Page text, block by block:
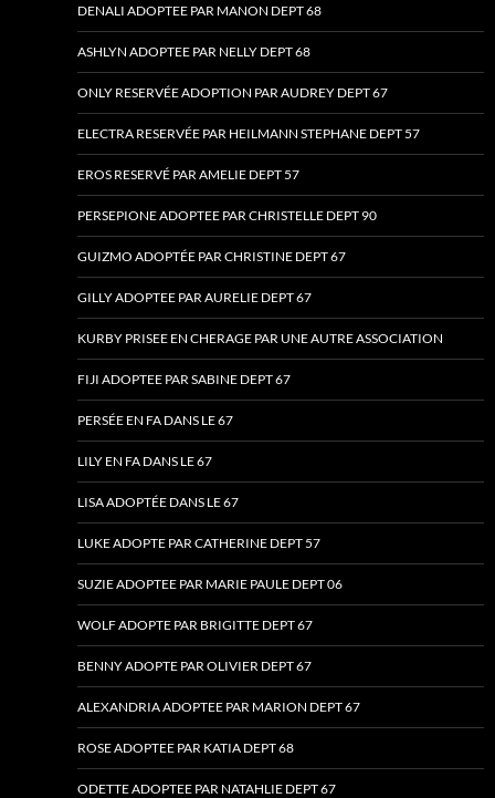
DENALI ADOPTEE PAR MANON DEPT 68
ASHLYN ADOPTEE PAR NELLY DEPT 68
ONLY RESERVÉE ADOPTION PAR AUDREY DEPT 67
ELECTRA RESERVÉE PAR HEILMANN STEPHANE DEPT 57
EROS RESERVÉ PAR AMELIE DEPT 57
PERSEPIONE ADOPTEE PAR CHRISTELLE DEPT 90
GUIZMO ADOPTÉE PAR CHRISTINE DEPT 67
GILLY ADOPTEE PAR AURELIE DEPT 67
KURBY PRISEE EN CHERAGE PAR UNE AUTRE ASSOCIATION
FIJI ADOPTEE PAR SABINE DEPT 67
PERSÉE EN FA DANS LE 67
LILY EN FA DANS LE 67
LISA ADOPTÉE DANS LE 67
LUKE ADOPTE PAR CATHERINE DEPT 57
SUZIE ADOPTEE PAR MARIE PAULE DEPT 06
WOLF ADOPTE PAR BRIGITTE DEPT 67
BENNY ADOPTE PAR OLIVIER DEPT 67
ALEXANDRIA ADOPTEE PAR MARION DEPT 67
ROSE ADOPTEE PAR KATIA DEPT 68
ODETTE ADOPTEE PAR NATAHLIE DEPT 67